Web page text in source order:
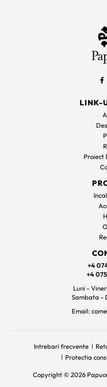
LINK-
Proiect
+4
+4
Luni -
Sambata -
Email:
Intrebari frecvente
Protectia
Copyright © 2026